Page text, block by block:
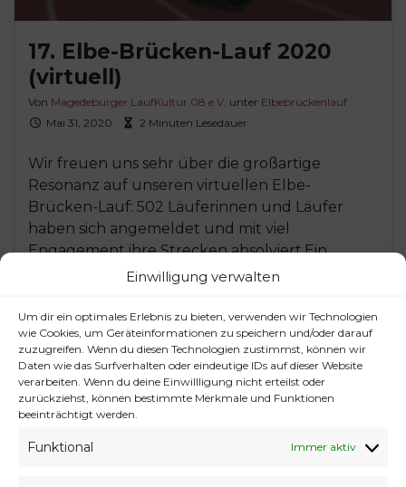
Einwilligung verwalten
Um dir ein optimales Erlebnis zu bieten, verwenden wir Technologien
wie Cookies, um Geräteinformationen zu speichern und/oder darauf
zuzugreifen. Wenn du diesen Technologien zustimmst, können wir
Daten wie das Surfverhalten oder eindeutige IDs auf dieser Website
verarbeiten. Wenn du deine Einwillligung nicht erteilst oder
zurückziehst, können bestimmte Merkmale und Funktionen
beeinträchtigt werden.
Funktional Immer aktiv
17. Elbe-Brücken-Lauf 2020
(virtuell)
Von Magedeburger LaufKultur 08 e.V. unter Elbebrückenlauf
Mai 31, 2020
2 Minuten Lesedauer
Wir freuen uns sehr über die großartige
Resonanz auf unseren virtuellen Elbe-
Brücken-Lauf: 502 Läuferinnen und Läufer
haben sich angemeldet und mit viel
Engagement ihre Strecken absolviert.Ein
herzliches Dankeschön an Euch alle für Eure
beeindruckenden Ergebnisse!Alle
Teilnehmenden aus Magdeburg oder von
Magdeburger Vereinen haben sich mit ihrem
Lauf den ersten Punkt für …